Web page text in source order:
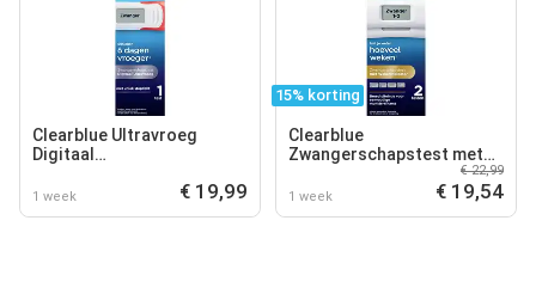
Clearblue Ultravroeg
Digitaal
1 week € 19,99
15% korting
Clearblue
Zwangerschapstest met
1 week
€ 22,99
€ 19,54